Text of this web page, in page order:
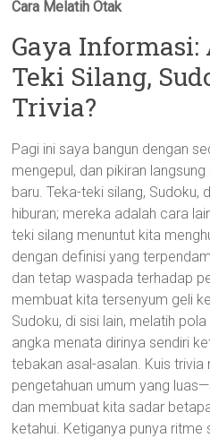
Cara Melatih Otak
Gaya Informasi:
Teki Silang,
Trivia?
Pagi ini saya bangun dengan
mengepul, dan pikiran
baru. Teka-teki silang, Sudoku,
hiburan; mereka adalah cara
teki silang menuntut kita
dengan definisi yang
dan tetap waspada terhadap
membuat kita tersenyum geli
Sudoku, di sisi lain, melatih
angka menata dirinya sendiri
tebakan asal-asalan. Kuis
pengetahuan umum yang
dan membuat kita sadar
ketahui. Ketiganya punya ritme